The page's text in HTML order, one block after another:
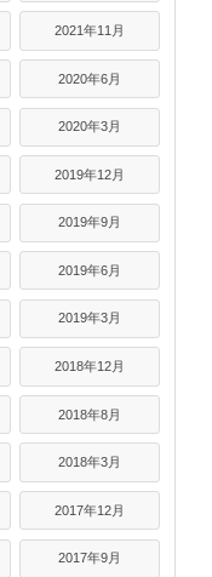
2021年11月
2020年6月
2020年3月
2019年12月
2019年9月
2019年6月
2019年3月
2018年12月
2018年8月
2018年3月
2017年12月
2017年9月